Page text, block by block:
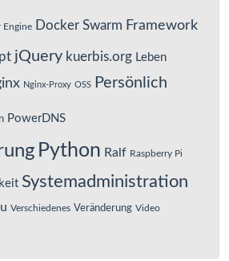
Engine Docker Swarm Framework
jQuery kuerbis.org Leben
Nginx-Proxy OSS Persönlich
PowerDNS
Python Ralf Raspberry Pi
Systemadministration
Verschiedenes Veränderung Video